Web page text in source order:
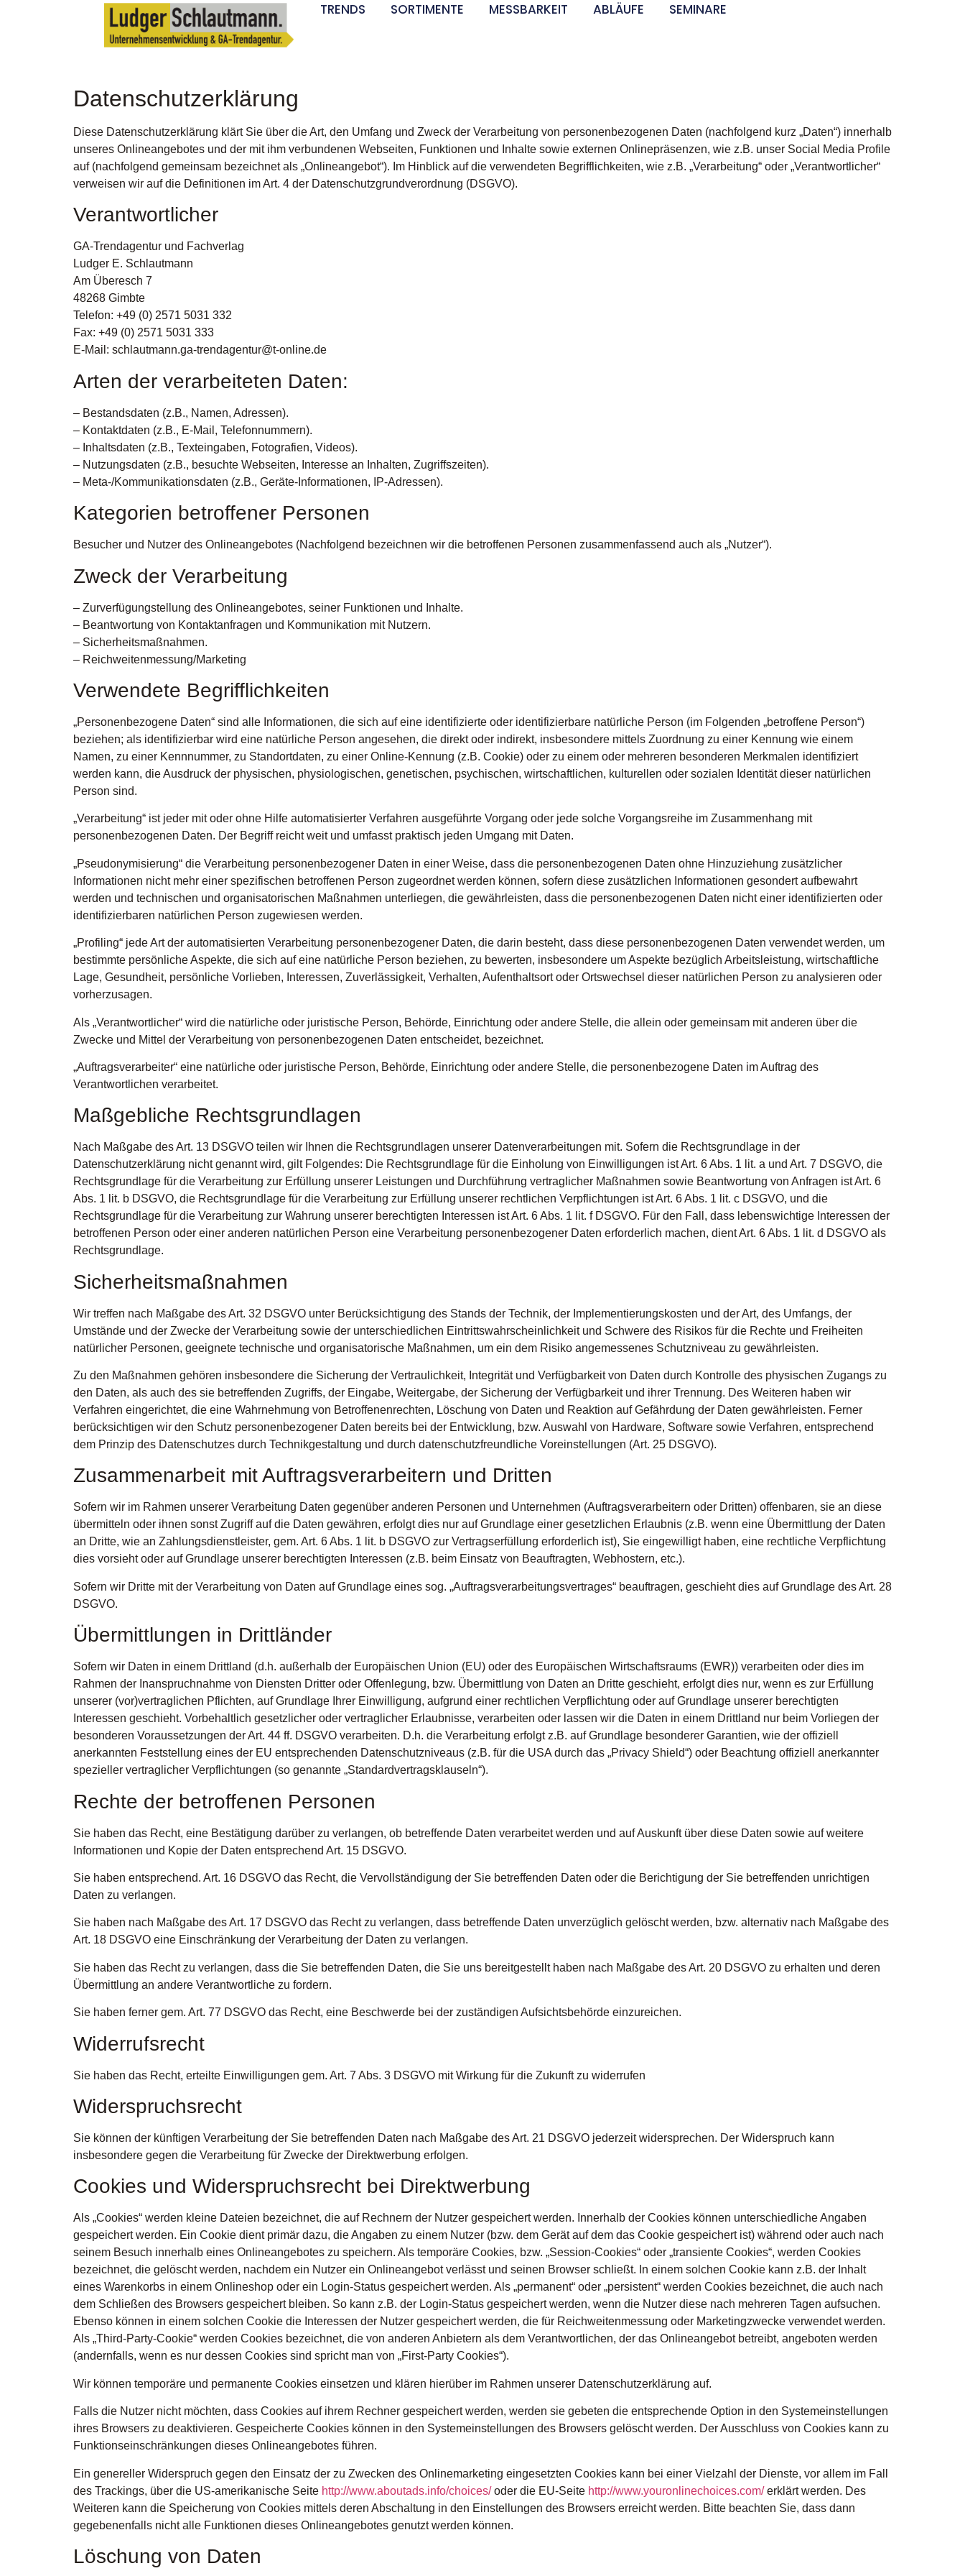
TRENDS SORTIMENTE MESSBARKEIT ABLÄUFE SEMINARE
Datenschutzerklärung
Diese Datenschutzerklärung klärt Sie über die Art, den Umfang und Zweck der Verarbeitung von personenbezogenen Daten (nachfolgend kurz „Daten“) innerhalb
unseres Onlineangebotes und der mit ihm verbundenen Webseiten, Funktionen und Inhalte sowie externen Onlinepräsenzen, wie z.B. unser Social Media Profile
auf (nachfolgend gemeinsam bezeichnet als „Onlineangebot“). Im Hinblick auf die verwendeten Begrifflichkeiten, wie z.B. „Verarbeitung“ oder „Verantwortlicher“
verweisen wir auf die Definitionen im Art. 4 der Datenschutzgrundverordnung (DSGVO).
Verantwortlicher
GA-Trendagentur und Fachverlag
Ludger E. Schlautmann
Am Überesch 7
48268 Gimbte
Telefon: +49 (0) 2571 5031 332
Fax: +49 (0) 2571 5031 333
E-Mail: schlautmann.ga-trendagentur@t-online.de
Arten der verarbeiteten Daten:
– Bestandsdaten (z.B., Namen, Adressen).
– Kontaktdaten (z.B., E-Mail, Telefonnummern).
– Inhaltsdaten (z.B., Texteingaben, Fotografien, Videos).
– Nutzungsdaten (z.B., besuchte Webseiten, Interesse an Inhalten, Zugriffszeiten).
– Meta-/Kommunikationsdaten (z.B., Geräte-Informationen, IP-Adressen).
Kategorien betroffener Personen
Besucher und Nutzer des Onlineangebotes (Nachfolgend bezeichnen wir die betroffenen Personen zusammenfassend auch als „Nutzer“).
Zweck der Verarbeitung
– Zurverfügungstellung des Onlineangebotes, seiner Funktionen und Inhalte.
– Beantwortung von Kontaktanfragen und Kommunikation mit Nutzern.
– Sicherheitsmaßnahmen.
– Reichweitenmessung/Marketing
Verwendete Begrifflichkeiten
„Personenbezogene Daten“ sind alle Informationen, die sich auf eine identifizierte oder identifizierbare natürliche Person (im Folgenden „betroffene Person“)
beziehen; als identifizierbar wird eine natürliche Person angesehen, die direkt oder indirekt, insbesondere mittels Zuordnung zu einer Kennung wie einem
Namen, zu einer Kennnummer, zu Standortdaten, zu einer Online-Kennung (z.B. Cookie) oder zu einem oder mehreren besonderen Merkmalen identifiziert
werden kann, die Ausdruck der physischen, physiologischen, genetischen, psychischen, wirtschaftlichen, kulturellen oder sozialen Identität dieser natürlichen
Person sind.
„Verarbeitung“ ist jeder mit oder ohne Hilfe automatisierter Verfahren ausgeführte Vorgang oder jede solche Vorgangsreihe im Zusammenhang mit
personenbezogenen Daten. Der Begriff reicht weit und umfasst praktisch jeden Umgang mit Daten.
„Pseudonymisierung“ die Verarbeitung personenbezogener Daten in einer Weise, dass die personenbezogenen Daten ohne Hinzuziehung zusätzlicher
Informationen nicht mehr einer spezifischen betroffenen Person zugeordnet werden können, sofern diese zusätzlichen Informationen gesondert aufbewahrt
werden und technischen und organisatorischen Maßnahmen unterliegen, die gewährleisten, dass die personenbezogenen Daten nicht einer identifizierten oder
identifizierbaren natürlichen Person zugewiesen werden.
„Profiling“ jede Art der automatisierten Verarbeitung personenbezogener Daten, die darin besteht, dass diese personenbezogenen Daten verwendet werden, um
bestimmte persönliche Aspekte, die sich auf eine natürliche Person beziehen, zu bewerten, insbesondere um Aspekte bezüglich Arbeitsleistung, wirtschaftliche
Lage, Gesundheit, persönliche Vorlieben, Interessen, Zuverlässigkeit, Verhalten, Aufenthaltsort oder Ortswechsel dieser natürlichen Person zu analysieren oder
vorherzusagen.
Als „Verantwortlicher“ wird die natürliche oder juristische Person, Behörde, Einrichtung oder andere Stelle, die allein oder gemeinsam mit anderen über die
Zwecke und Mittel der Verarbeitung von personenbezogenen Daten entscheidet, bezeichnet.
„Auftragsverarbeiter“ eine natürliche oder juristische Person, Behörde, Einrichtung oder andere Stelle, die personenbezogene Daten im Auftrag des
Verantwortlichen verarbeitet.
Maßgebliche Rechtsgrundlagen
Nach Maßgabe des Art. 13 DSGVO teilen wir Ihnen die Rechtsgrundlagen unserer Datenverarbeitungen mit. Sofern die Rechtsgrundlage in der
Datenschutzerklärung nicht genannt wird, gilt Folgendes: Die Rechtsgrundlage für die Einholung von Einwilligungen ist Art. 6 Abs. 1 lit. a und Art. 7 DSGVO, die
Rechtsgrundlage für die Verarbeitung zur Erfüllung unserer Leistungen und Durchführung vertraglicher Maßnahmen sowie Beantwortung von Anfragen ist Art. 6
Abs. 1 lit. b DSGVO, die Rechtsgrundlage für die Verarbeitung zur Erfüllung unserer rechtlichen Verpflichtungen ist Art. 6 Abs. 1 lit. c DSGVO, und die
Rechtsgrundlage für die Verarbeitung zur Wahrung unserer berechtigten Interessen ist Art. 6 Abs. 1 lit. f DSGVO. Für den Fall, dass lebenswichtige Interessen der
betroffenen Person oder einer anderen natürlichen Person eine Verarbeitung personenbezogener Daten erforderlich machen, dient Art. 6 Abs. 1 lit. d DSGVO als
Rechtsgrundlage.
Sicherheitsmaßnahmen
Wir treffen nach Maßgabe des Art. 32 DSGVO unter Berücksichtigung des Stands der Technik, der Implementierungskosten und der Art, des Umfangs, der
Umstände und der Zwecke der Verarbeitung sowie der unterschiedlichen Eintrittswahrscheinlichkeit und Schwere des Risikos für die Rechte und Freiheiten
natürlicher Personen, geeignete technische und organisatorische Maßnahmen, um ein dem Risiko angemessenes Schutzniveau zu gewährleisten.
Zu den Maßnahmen gehören insbesondere die Sicherung der Vertraulichkeit, Integrität und Verfügbarkeit von Daten durch Kontrolle des physischen Zugangs zu
den Daten, als auch des sie betreffenden Zugriffs, der Eingabe, Weitergabe, der Sicherung der Verfügbarkeit und ihrer Trennung. Des Weiteren haben wir
Verfahren eingerichtet, die eine Wahrnehmung von Betroffenenrechten, Löschung von Daten und Reaktion auf Gefährdung der Daten gewährleisten. Ferner
berücksichtigen wir den Schutz personenbezogener Daten bereits bei der Entwicklung, bzw. Auswahl von Hardware, Software sowie Verfahren, entsprechend
dem Prinzip des Datenschutzes durch Technikgestaltung und durch datenschutzfreundliche Voreinstellungen (Art. 25 DSGVO).
Zusammenarbeit mit Auftragsverarbeitern und Dritten
Sofern wir im Rahmen unserer Verarbeitung Daten gegenüber anderen Personen und Unternehmen (Auftragsverarbeitern oder Dritten) offenbaren, sie an diese
übermitteln oder ihnen sonst Zugriff auf die Daten gewähren, erfolgt dies nur auf Grundlage einer gesetzlichen Erlaubnis (z.B. wenn eine Übermittlung der Daten
an Dritte, wie an Zahlungsdienstleister, gem. Art. 6 Abs. 1 lit. b DSGVO zur Vertragserfüllung erforderlich ist), Sie eingewilligt haben, eine rechtliche Verpflichtung
dies vorsieht oder auf Grundlage unserer berechtigten Interessen (z.B. beim Einsatz von Beauftragten, Webhostern, etc.).
Sofern wir Dritte mit der Verarbeitung von Daten auf Grundlage eines sog. „Auftragsverarbeitungsvertrages“ beauftragen, geschieht dies auf Grundlage des Art. 28
DSGVO.
Übermittlungen in Drittländer
Sofern wir Daten in einem Drittland (d.h. außerhalb der Europäischen Union (EU) oder des Europäischen Wirtschaftsraums (EWR)) verarbeiten oder dies im
Rahmen der Inanspruchnahme von Diensten Dritter oder Offenlegung, bzw. Übermittlung von Daten an Dritte geschieht, erfolgt dies nur, wenn es zur Erfüllung
unserer (vor)vertraglichen Pflichten, auf Grundlage Ihrer Einwilligung, aufgrund einer rechtlichen Verpflichtung oder auf Grundlage unserer berechtigten
Interessen geschieht. Vorbehaltlich gesetzlicher oder vertraglicher Erlaubnisse, verarbeiten oder lassen wir die Daten in einem Drittland nur beim Vorliegen der
besonderen Voraussetzungen der Art. 44 ff. DSGVO verarbeiten. D.h. die Verarbeitung erfolgt z.B. auf Grundlage besonderer Garantien, wie der offiziell
anerkannten Feststellung eines der EU entsprechenden Datenschutzniveaus (z.B. für die USA durch das „Privacy Shield“) oder Beachtung offiziell anerkannter
spezieller vertraglicher Verpflichtungen (so genannte „Standardvertragsklauseln“).
Rechte der betroffenen Personen
Sie haben das Recht, eine Bestätigung darüber zu verlangen, ob betreffende Daten verarbeitet werden und auf Auskunft über diese Daten sowie auf weitere
Informationen und Kopie der Daten entsprechend Art. 15 DSGVO.
Sie haben entsprechend. Art. 16 DSGVO das Recht, die Vervollständigung der Sie betreffenden Daten oder die Berichtigung der Sie betreffenden unrichtigen
Daten zu verlangen.
Sie haben nach Maßgabe des Art. 17 DSGVO das Recht zu verlangen, dass betreffende Daten unverzüglich gelöscht werden, bzw. alternativ nach Maßgabe des
Art. 18 DSGVO eine Einschränkung der Verarbeitung der Daten zu verlangen.
Sie haben das Recht zu verlangen, dass die Sie betreffenden Daten, die Sie uns bereitgestellt haben nach Maßgabe des Art. 20 DSGVO zu erhalten und deren
Übermittlung an andere Verantwortliche zu fordern.
Sie haben ferner gem. Art. 77 DSGVO das Recht, eine Beschwerde bei der zuständigen Aufsichtsbehörde einzureichen.
Widerrufsrecht
Sie haben das Recht, erteilte Einwilligungen gem. Art. 7 Abs. 3 DSGVO mit Wirkung für die Zukunft zu widerrufen
Widerspruchsrecht
Sie können der künftigen Verarbeitung der Sie betreffenden Daten nach Maßgabe des Art. 21 DSGVO jederzeit widersprechen. Der Widerspruch kann
insbesondere gegen die Verarbeitung für Zwecke der Direktwerbung erfolgen.
Cookies und Widerspruchsrecht bei Direktwerbung
Als „Cookies“ werden kleine Dateien bezeichnet, die auf Rechnern der Nutzer gespeichert werden. Innerhalb der Cookies können unterschiedliche Angaben
gespeichert werden. Ein Cookie dient primär dazu, die Angaben zu einem Nutzer (bzw. dem Gerät auf dem das Cookie gespeichert ist) während oder auch nach
seinem Besuch innerhalb eines Onlineangebotes zu speichern. Als temporäre Cookies, bzw. „Session-Cookies“ oder „transiente Cookies“, werden Cookies
bezeichnet, die gelöscht werden, nachdem ein Nutzer ein Onlineangebot verlässt und seinen Browser schließt. In einem solchen Cookie kann z.B. der Inhalt
eines Warenkorbs in einem Onlineshop oder ein Login-Status gespeichert werden. Als „permanent“ oder „persistent“ werden Cookies bezeichnet, die auch nach
dem Schließen des Browsers gespeichert bleiben. So kann z.B. der Login-Status gespeichert werden, wenn die Nutzer diese nach mehreren Tagen aufsuchen.
Ebenso können in einem solchen Cookie die Interessen der Nutzer gespeichert werden, die für Reichweitenmessung oder Marketingzwecke verwendet werden.
Als „Third-Party-Cookie“ werden Cookies bezeichnet, die von anderen Anbietern als dem Verantwortlichen, der das Onlineangebot betreibt, angeboten werden
(andernfalls, wenn es nur dessen Cookies sind spricht man von „First-Party Cookies“).
Wir können temporäre und permanente Cookies einsetzen und klären hierüber im Rahmen unserer Datenschutzerklärung auf.
Falls die Nutzer nicht möchten, dass Cookies auf ihrem Rechner gespeichert werden, werden sie gebeten die entsprechende Option in den Systemeinstellungen
ihres Browsers zu deaktivieren. Gespeicherte Cookies können in den Systemeinstellungen des Browsers gelöscht werden. Der Ausschluss von Cookies kann zu
Funktionseinschränkungen dieses Onlineangebotes führen.
Ein genereller Widerspruch gegen den Einsatz der zu Zwecken des Onlinemarketing eingesetzten Cookies kann bei einer Vielzahl der Dienste, vor allem im Fall
des Trackings, über die US-amerikanische Seite http://www.aboutads.info/choices/oder die EU-Seite http://www.youronlinechoices.com/erklärt werden. Des
Weiteren kann die Speicherung von Cookies mittels deren Abschaltung in den Einstellungen des Browsers erreicht werden. Bitte beachten Sie, dass dann
gegebenenfalls nicht alle Funktionen dieses Onlineangebotes genutzt werden können.
Löschung von Daten